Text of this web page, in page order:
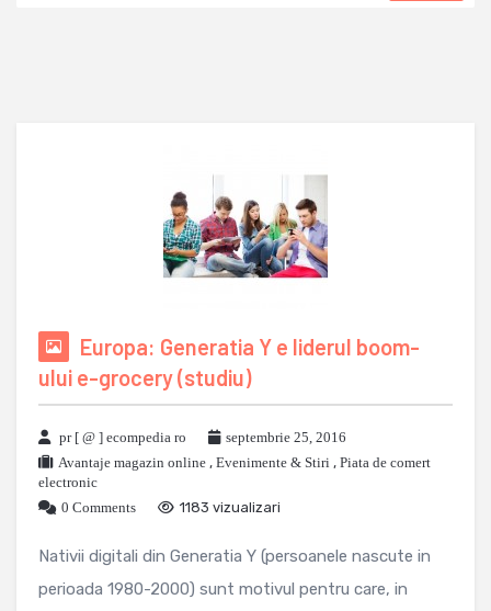
Europa: Generatia Y e liderul boom-
ului e-grocery (studiu)
pr [ @ ] ecompedia ro
septembrie 25, 2016
Avantaje magazin online , Evenimente & Stiri , Piata de comert
electronic
0 Comments
1183 vizualizari
Nativii digitali din Generatia Y (persoanele nascute in
perioada 1980-2000) sunt motivul pentru care, in